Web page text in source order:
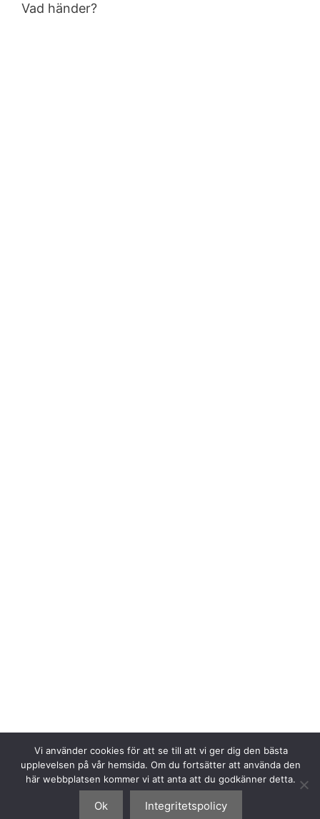
Vad händer?
GeneratePress Prenumerera
Vi använder cookies för att se till att vi ger dig den bästa
upplevelsen på vår hemsida. Om du fortsätter att använda den
här webbplatsen kommer vi att anta att du godkänner detta.
Ok Integritetspolicy